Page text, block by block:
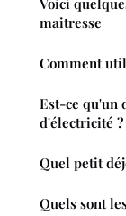
maitresse
Comment
Est-ce qu'un
d'électricité ?
Quel petit
Quels sont